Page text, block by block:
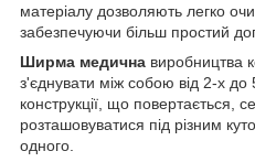
матеріалу дозволяють легко
забезпечуючи більш простий
Ширма медична виробництва
з'єднувати між собою від 2-х до
конструкції, що повертається,
розташовуватися під різним
одного.